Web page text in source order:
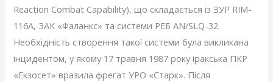
Reaction Combat Capability), що складається із ЗУР RIM-
116A, ЗАК «Фаланкс» та системи РЕБ AN/SLQ-32.
Необхідність створення такої системи була викликана
інцидентом, у якому 17 травня 1987 року іракська ПКР
«Екзосет» вразила фрегат УРО «Старк». Після